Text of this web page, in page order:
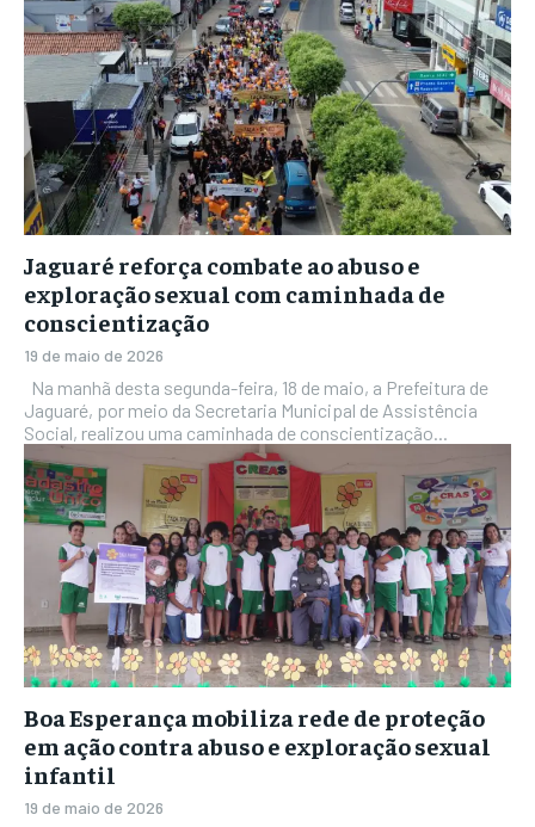
Jaguaré reforça combate ao abuso e
exploração sexual com caminhada de
conscientização
19 de maio de 2026
Jaguaré, por meio da Secretaria Municipal de Assistência
Social, realizou uma caminhada de conscientização...
Boa Esperança mobiliza rede de proteção
em ação contra abuso e exploração sexual
infantil
19 de maio de 2026